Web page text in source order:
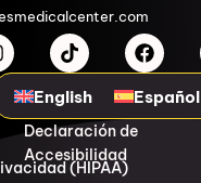
English Español
Declaración de
Accesibilidad
(HIPAA)